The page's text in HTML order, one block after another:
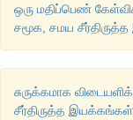
ஒரு மதிப்பெண்
சமூக, சமய
சுருக்கமாக
சீர்திருத்த இயக்கங்கள்